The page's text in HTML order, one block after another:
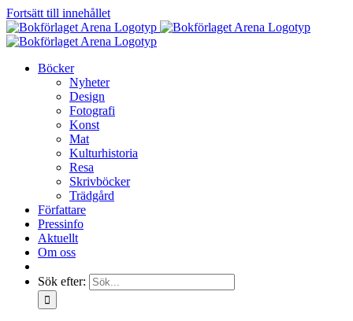
Fortsätt till innehållet
Böcker
Nyheter
Design
Fotografi
Konst
Mat
Kulturhistoria
Resa
Skrivböcker
Trädgård
Författare
Pressinfo
Aktuellt
Om oss
Sök efter: